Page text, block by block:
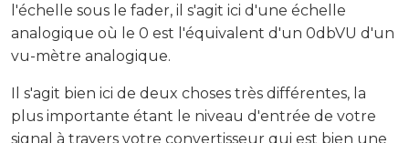
l'échelle sous le fader, il s'agit ici d'une échelle
analogique où le 0 est l'équivalent d'un 0dbVU d'un
vu-mètre analogique.
Il s'agit bien ici de deux choses très différentes, la
plus importante étant le niveau d'entrée de votre
signal à travers votre convertisseur qui est bien une